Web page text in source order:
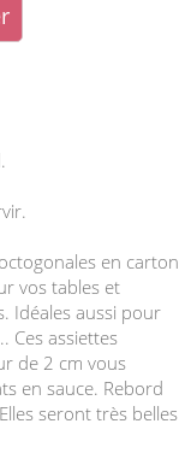
octogonales en carton
vos tables et
Idéales aussi pour
Ces assiettes
de 2 cm vous
en sauce. Rebord
seront très belles